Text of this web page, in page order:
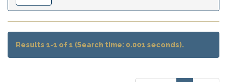
Results 1-1 of 1 (Search time: 0.001 seconds).